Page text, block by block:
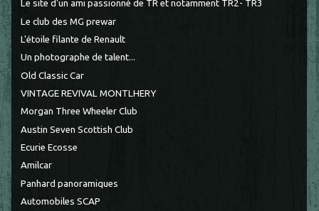
Le site d'un ami passionné de TR et notamment TR2- TR3
Le club des MG prewar
L'étoile filante de Renault
Un photographe de talent...
Old Classic Car
VINTAGE REVIVAL MONTLHERY
Morgan Three Wheeler Club
Austin Seven Scottish Club
Ecurie Ecosse
Amilcar
Panhard panoramiques
Automobiles SCAP